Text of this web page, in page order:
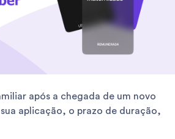
após a chegada de um novo
aplicação, o prazo de duração,